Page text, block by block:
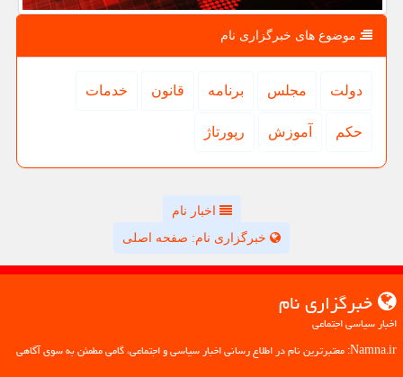
موضوع های خبرگزاری نام
دولت مجلس برنامه قانون خدمات
حكم آموزش رپورتاژ
اخبار نام
خبرگزاری نام: صفحه اصلی
خبرگزاری نام
اخبار سیاسی اجتماعی
Namna.ir: معتبرترین نام در اطلاع رسانی اخبار سیاسی و اجتماعی، گامی مطمئن به سوی آگاهی